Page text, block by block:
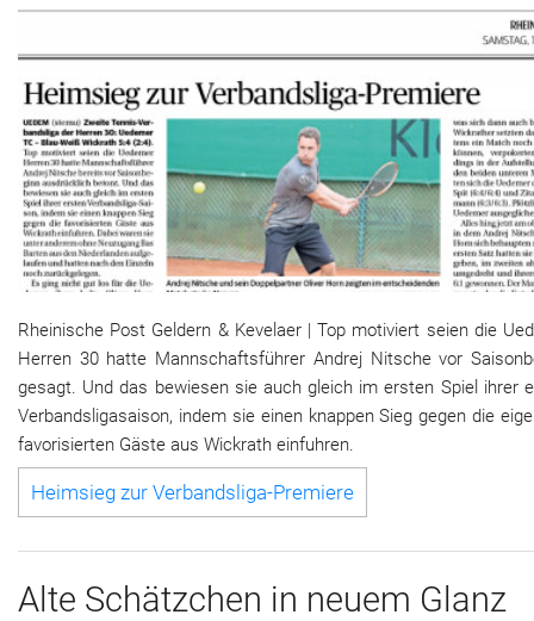
Rheinische Post Geldern & Kevelaer | Top motiviert seien die
Herren 30 hatte Mannschaftsführer Andrej Nitsche vor
gesagt. Und das bewiesen sie auch gleich im ersten Spiel ihrer
Verbandsligasaison, indem sie einen knappen Sieg gegen die
favorisierten Gäste aus Wickrath einfuhren.
Heimsieg zur Verbandsliga-Premiere
Alte Schätzchen in neuem Glanz